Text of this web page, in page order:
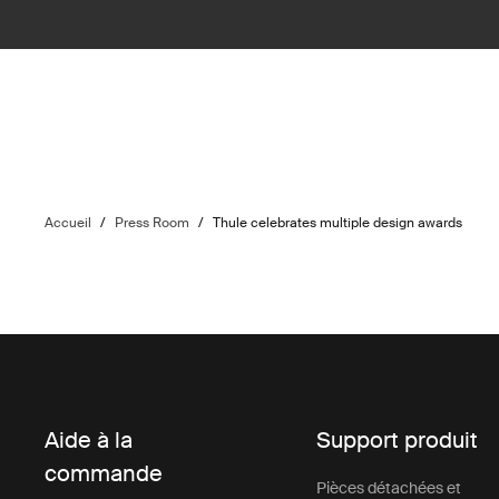
Accueil / Press Room / Thule celebrates multiple design awards
Aide à la
commande
Support produit
Pièces détachées et